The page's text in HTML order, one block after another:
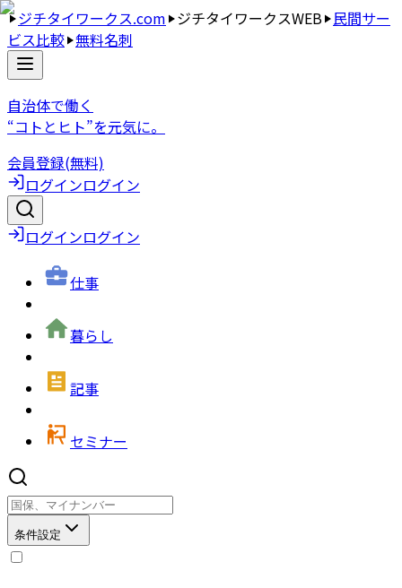
ジチタイワークス.com ジチタイワークスWEB 民間サー
ビス比較 無料名刺
自治体で働く
“コトとヒト”を元気に。
会員登録(無料)
ログインログイン
ログインログイン
仕事
暮らし
記事
セミナー
条件設定